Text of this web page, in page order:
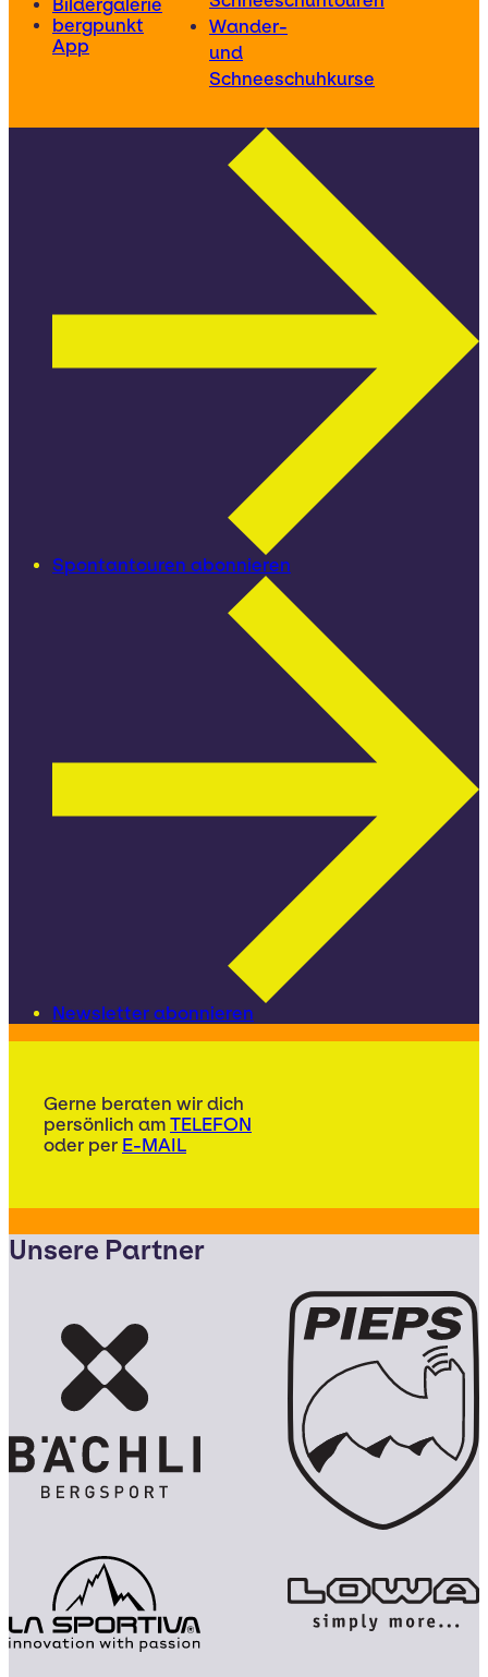
Bildergalerie
bergpunkt
App
Wander-
und
Schneeschuhkurse
Spontantouren abonnieren
Newsletter abonnieren
Gerne beraten wir dich
persönlich am TELEFON
oder per E-MAIL
Unsere Partner